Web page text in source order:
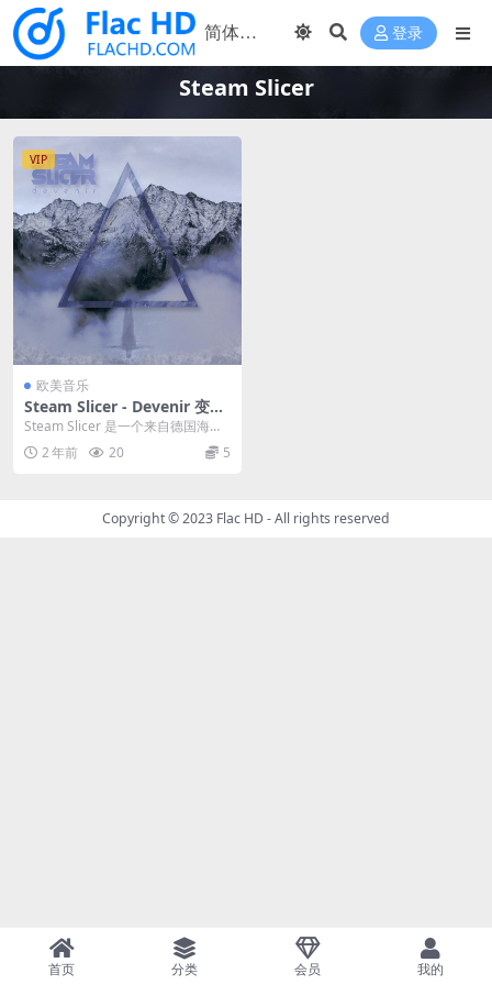
登录
Steam Slicer
VIP
欧美音乐
Steam Slicer - Devenir 变成
(2023) [24bit/96kHz] [H-Re
s Flac 1.06GB]
Steam Slicer 是一个来自德国海德
堡的前卫金属独奏项目。 地球母亲
的力...2 年前 20 5
Copyright © 2023 Flac HD- All rights reserved
首页 分类 会员 我的